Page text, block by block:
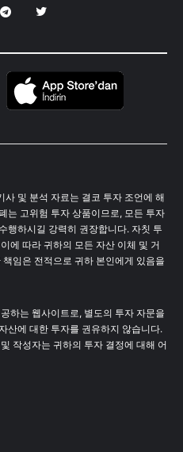
및 분석 자료는 결코 투자 조언에 해
는 고위험 투자 상품이므로, 모든 투자
행하시길 강력히 권장합니다. 자칫 투
에 따라 귀하의 모든 자산 이체 및 거
임은 전적으로 귀하 본인에게 있음을
하는 웹사이트로, 별도의 투자 자문을
산에 대한 투자를 권유하지 않습니다.
작성자는 귀하의 투자 결정에 대해 어